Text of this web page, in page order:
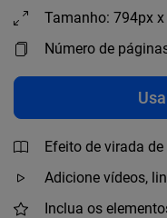
Tamanho: 794px
Número de
Efeito de virada
Adicione vídeos,
Inclua os